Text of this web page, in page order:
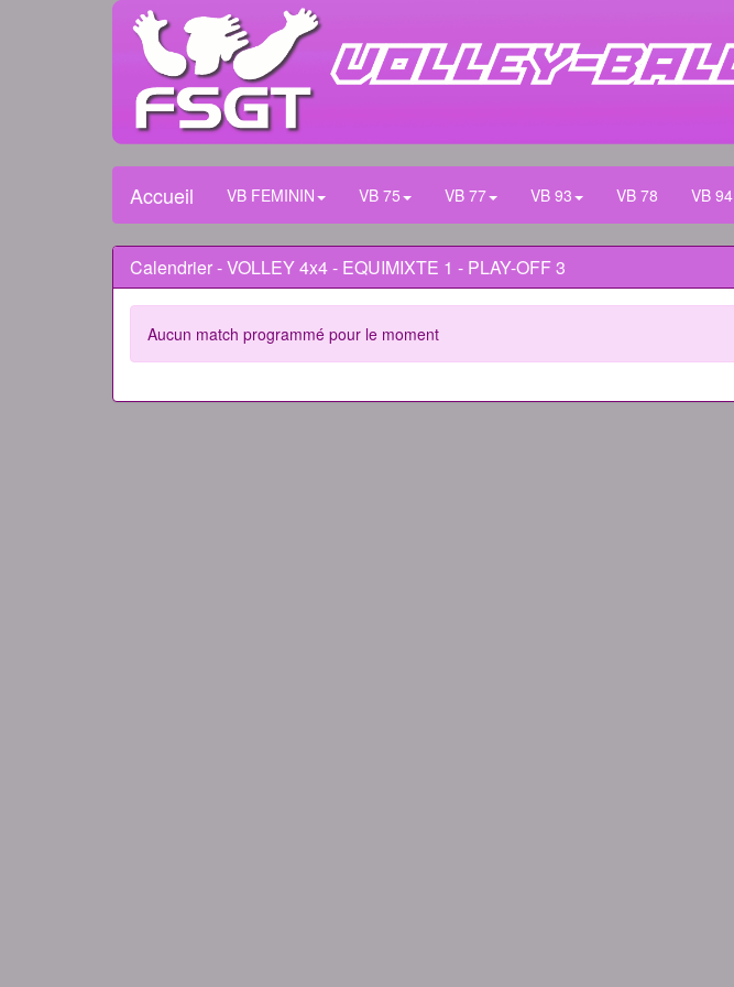
Accueil VB FEMININ VB 75 VB 77 VB 93 VB 78 VB 94
Calendrier - VOLLEY 4x4 - EQUIMIXTE 1 - PLAY-OFF 3
Aucun match programmé pour le moment